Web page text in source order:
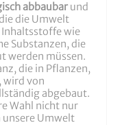
abbaubar und
die Umwelt
wie
Substanzen, die
werden müssen.
die in Pflanzen,
wird von
abgebaut.
Wahl nicht nur
unsere Umwelt